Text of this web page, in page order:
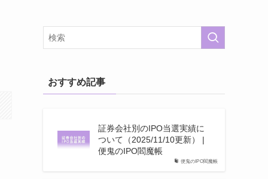
おすすめ記事
便鬼のIPO閻魔帳
証券会社別のIPO当選実績に
ついて（2025/11/10更新） |
便鬼のIPO閻魔帳